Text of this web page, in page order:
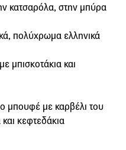
κατσαρόλα, στην μπύρα
πολύχρωμα ελληνικά
μπισκοτάκια και
μπουφέ με καρβέλι του
κεφτεδάκια